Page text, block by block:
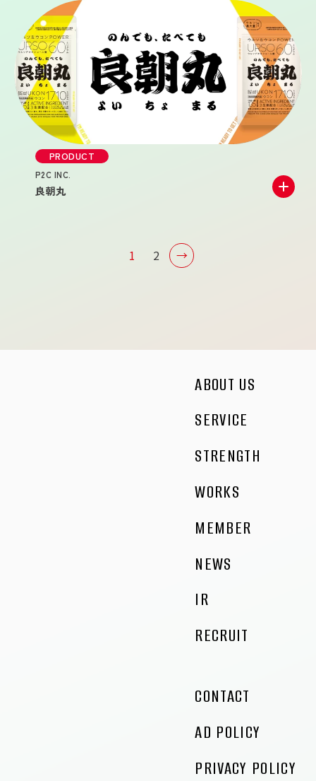
YOUTUBE
2025年6月に設立。現在4名のVtuberが所属するVtuber
事務所。『VARiSE』は “Virtual” という無限の舞台で
“Rise” する（立ち上がる）ことを支援するために生まれ
たVtuber事務所で、タレントたちが個性を活かして、目
標に向かって輝き続けるための様々なサポートをおこな
っている。
Creator _Vivi Nero _Ichibo Shimofuri
_Mikado Amahane _Somari Yuika
て、高速コンピューティングが産業や都市を支える価値
Production Manager _Hayato Hirata
PRODUCT
P2C INC.
良朝丸
二日酔いや飲み過ぎ・食べ過ぎによる胃の不快感に効
までを一貫。ECチャネルをメインに拡販中。
1 2
ABOUT US
SERVICE
STRENGTH
WORKS
MEMBER
NEWS
IR
RECRUIT
CONTACT
AD POLICY
PRIVACY POLICY